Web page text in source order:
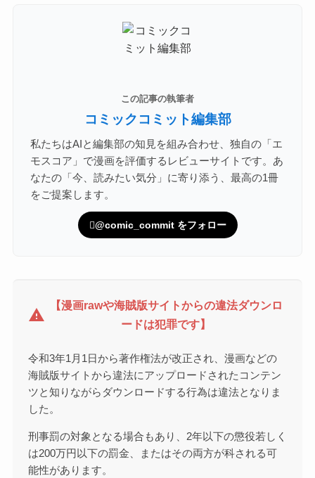
この記事の執筆者
コミックコミット編集部
私たちはAIと編集部の知見を組み合わせ、独自の「エ
モスコア」で漫画を評価するレビューサイトです。あ
なたの「今、読みたい気分」に寄り添う、最高の1冊
をご提案します。
@comic_commit をフォロー
warning
【漫画rawや海賊版サイトからの違法ダウンロ
ードは犯罪です】
令和3年1月1日から著作権法が改正され、漫画などの
海賊版サイトから違法にアップロードされたコンテン
ツと知りながらダウンロードする行為は違法となりま
した。
刑事罰の対象となる場合もあり、2年以下の懲役若しく
は200万円以下の罰金、またはその両方が科される可
能性があります。